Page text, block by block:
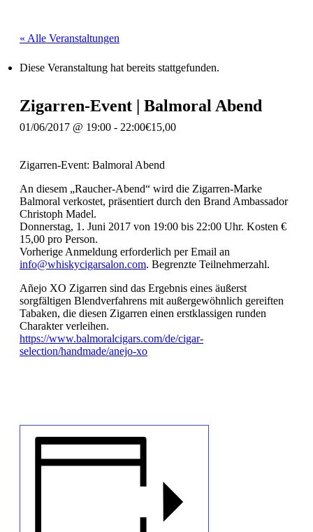
« Alle Veranstaltungen
Diese Veranstaltung hat bereits stattgefunden.
Zigarren-Event | Balmoral Abend
01/06/2017 @ 19:00 - 22:00€15,00
Zigarren-Event: Balmoral Abend
An diesem „Raucher-Abend“ wird die Zigarren-Marke
Balmoral verkostet, präsentiert durch den Brand Ambassador
Christoph Madel.
Donnerstag, 1. Juni 2017 von 19:00 bis 22:00 Uhr. Kosten €
15,00 pro Person.
Vorherige Anmeldung erforderlich per Email an
info@whiskycigarsalon.com. Begrenzte Teilnehmerzahl.
Añejo XO Zigarren sind das Ergebnis eines äußerst
sorgfältigen Blendverfahrens mit außergewöhnlich gereiften
Tabaken, die diesen Zigarren einen erstklassigen runden
Charakter verleihen.
https://www.balmoralcigars.com/de/cigar-
selection/handmade/anejo-xo